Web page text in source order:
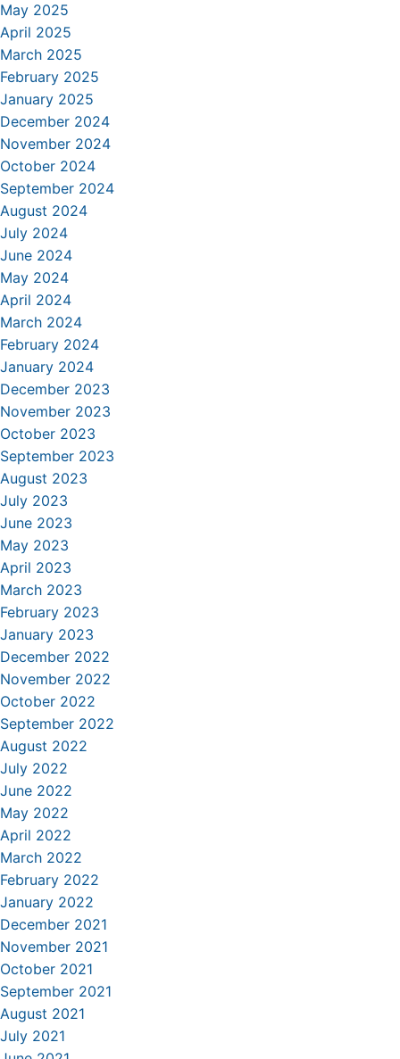
May 2025
April 2025
March 2025
February 2025
January 2025
December 2024
November 2024
October 2024
September 2024
August 2024
July 2024
June 2024
May 2024
April 2024
March 2024
February 2024
January 2024
December 2023
November 2023
October 2023
September 2023
August 2023
July 2023
June 2023
May 2023
April 2023
March 2023
February 2023
January 2023
December 2022
November 2022
October 2022
September 2022
August 2022
July 2022
June 2022
May 2022
April 2022
March 2022
February 2022
January 2022
December 2021
November 2021
October 2021
September 2021
August 2021
July 2021